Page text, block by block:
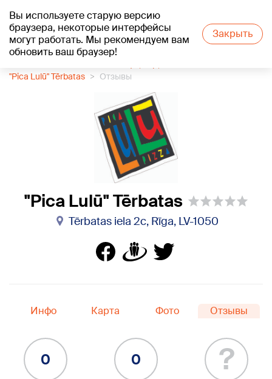
Вы используете старую версию
браузера, некоторые интерфейсы
могут работать. Мы рекомендуем вам
обновить ваш браузер!
Закрыть
+16°C
"Pica Lulū" Tērbatas
Отзывы
"Pica Lulū" Tērbatas
Tērbatas iela 2c, Rīga, LV-1050
Инфо Карта Фото Отзывы
0 0 ?